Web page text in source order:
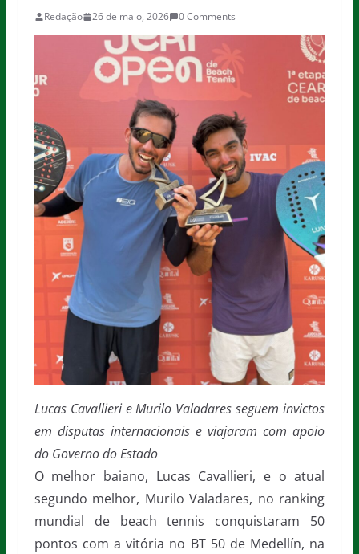
Redação 26 de maio, 2026 0 Comments
Lucas Cavallieri e Murilo Valadares seguem invictos
em disputas internacionais e viajaram com apoio
do Governo do Estado
O melhor baiano, Lucas Cavallieri, e o atual
segundo melhor, Murilo Valadares, no ranking
mundial de beach tennis conquistaram 50
pontos com a vitória no BT 50 de Medellín, na